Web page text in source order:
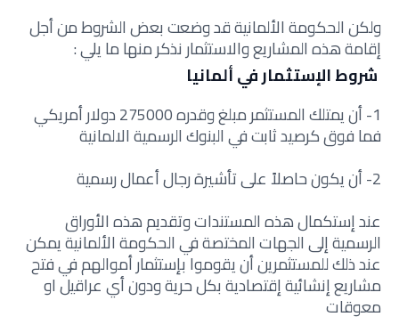
ولكن الحكومة الألمانية قد وضعت بعض الشروط من أجل
إقامة هذه المشاريع والاستثمار نذكر منها ما يلي :
شروط الإستثمار في ألمانيا
1- أن يمتلك المستثمر مبلغ وقدره 275000 دولار أمريكي
فما فوق كرصيد ثابت في البنوك الرسمية الالمانية
2- أن يكون حاصلاً على تأشيرة رجال أعمال رسمية
عند إستكمال هذه المستندات وتقديم هذه الأوراق
الرسمية إلى الجهات المختصة في الحكومة الألمانية يمكن
عند ذلك للمستثمرين أن يقوموا بإستثمار أموالهم في فتح
مشاريع إنشائية إقتصادية بكل حرية ودون أي عراقيل او
معوقات